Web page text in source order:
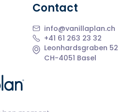
®
Contact
info@vanillaplan.ch
+41 61 263 23 32
Leonhardsgraben 52
CH-4051 Basel